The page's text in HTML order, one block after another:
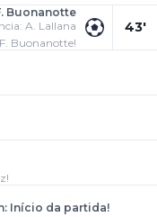
43'
Buonanotte
A. Lallana
Buonanotte!
Início da partida!